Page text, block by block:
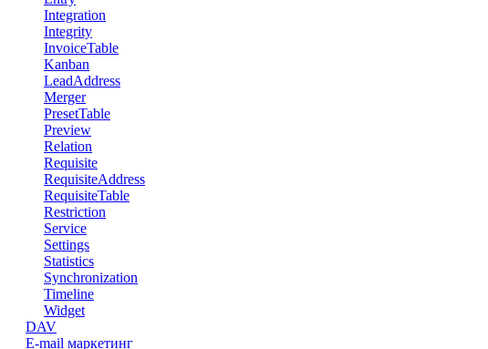
Integration
Integrity
InvoiceTable
Kanban
LeadAddress
Merger
PresetTable
Preview
Relation
Requisite
RequisiteAddress
RequisiteTable
Restriction
Service
Settings
Statistics
Synchronization
Timeline
Widget
DAV
E-mail маркетинг